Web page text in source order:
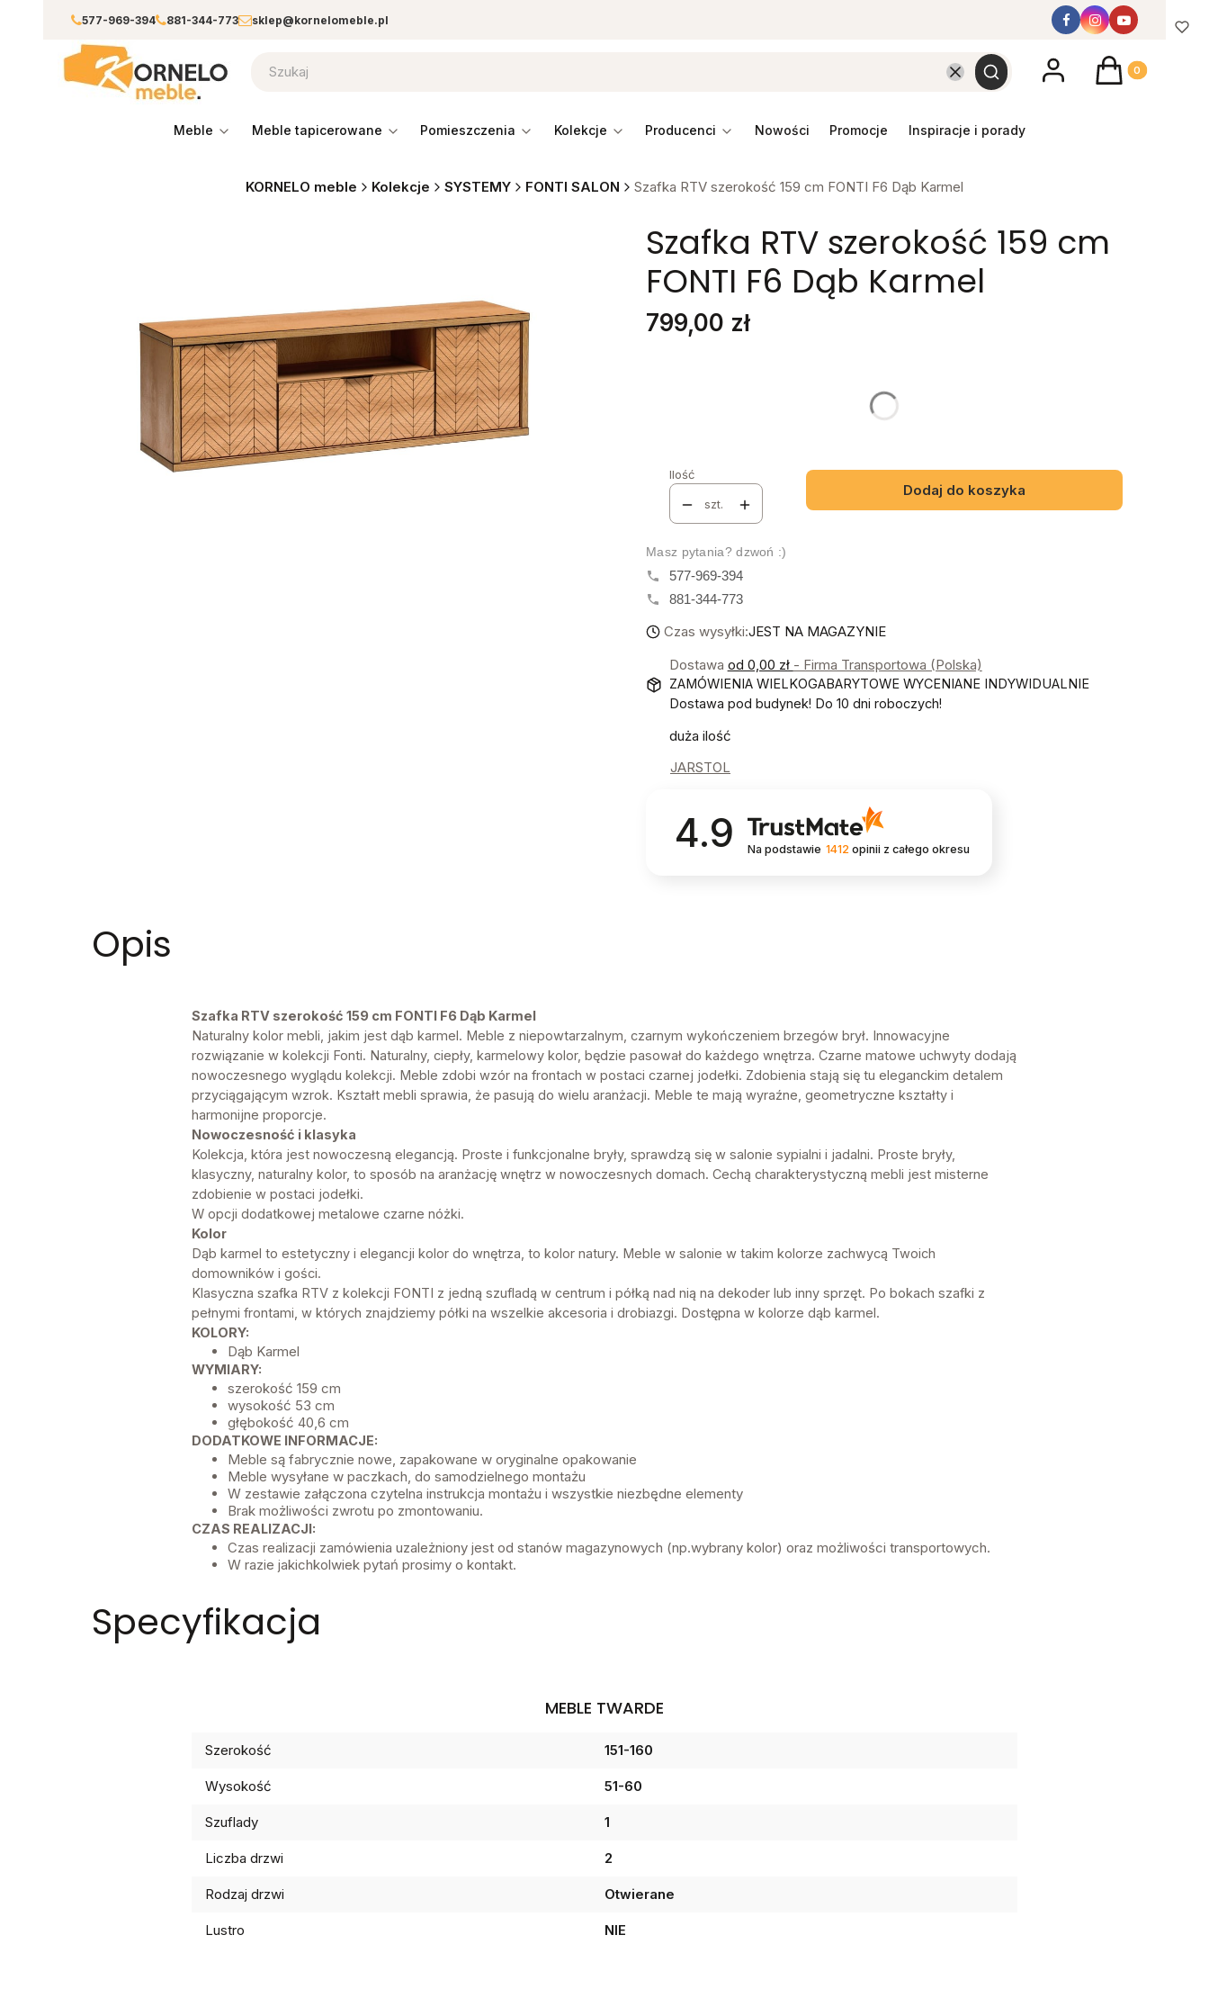
577-969-394 881-344-773 sklep@kornelomeble.pl
Wyczyść
Szukaj
Produkty w
meble meble tapicerowane pomieszczenia kolekcje producenci promocje inspiracje i porady
KORNELO meble Kolekcje SYSTEMY FONTI SALON Szafka RTV szerokość 159 cm FONTI F6 Dąb Karmel
Szafka RTV szerokość 159 cm
FONTI F6 Dąb Karmel
Cena
799,00 zł
Ilość
szt.
Dodaj do koszyka
Masz pytania? dzwoń :)
577-969-394
881-344-773
Czas wysyłki:JEST NA MAGAZYNIE
Dostawa od 0,00 zł - Firma Transportowa (Polska)
ZAMÓWIENIA WIELKOGABARYTOWE WYCENIANE INDYWIDUALNIE
Dostawa pod budynek! Do 10 dni roboczych!
duża ilość
JARSTOL
4.9 Na podstawie 1412 opinii z całego okresu
Opis
Szafka RTV szerokość 159 cm FONTI F6 Dąb Karmel
Naturalny kolor mebli, jakim jest dąb karmel. Meble z niepowtarzalnym, czarnym wykończeniem brzegów brył. Innowacyjne
rozwiązanie w kolekcji Fonti. Naturalny, ciepły, karmelowy kolor, będzie pasował do każdego wnętrza. Czarne matowe uchwyty dodają
nowoczesnego wyglądu kolekcji. Meble zdobi wzór na frontach w postaci czarnej jodełki. Zdobienia stają się tu eleganckim detalem
przyciągającym wzrok. Kształt mebli sprawia, że pasują do wielu aranżacji. Meble te mają wyraźne, geometryczne kształty i
harmonijne proporcje.
Nowoczesność i klasyka
Kolekcja, która jest nowoczesną elegancją. Proste i funkcjonalne bryły, sprawdzą się w salonie sypialni i jadalni. Proste bryły,
klasyczny, naturalny kolor, to sposób na aranżację wnętrz w nowoczesnych domach. Cechą charakterystyczną mebli jest misterne
zdobienie w postaci jodełki.
W opcji dodatkowej metalowe czarne nóżki.
Kolor
Dąb karmel to estetyczny i elegancji kolor do wnętrza, to kolor natury. Meble w salonie w takim kolorze zachwycą Twoich
domowników i gości.
Klasyczna szafka RTV z kolekcji FONTI z jedną szufladą w centrum i półką nad nią na dekoder lub inny sprzęt. Po bokach szafki z
pełnymi frontami, w których znajdziemy półki na wszelkie akcesoria i drobiazgi. Dostępna w kolorze dąb karmel.
KOLORY:
Dąb Karmel
WYMIARY:
szerokość 159 cm
wysokość 53 cm
głębokość 40,6 cm
DODATKOWE INFORMACJE:
Meble są fabrycznie nowe, zapakowane w oryginalne opakowanie
Meble wysyłane w paczkach, do samodzielnego montażu
W zestawie załączona czytelna instrukcja montażu i wszystkie niezbędne elementy
Brak możliwości zwrotu po zmontowaniu.
CZAS REALIZACJI:
Czas realizacji zamówienia uzależniony jest od stanów magazynowych (np.wybrany kolor) oraz możliwości transportowych.
W razie jakichkolwiek pytań prosimy o kontakt.
Specyfikacja
MEBLE TWARDE
Szerokość 151-160
Wysokość 51-60
Szuflady 1
Liczba drzwi 2
Rodzaj drzwi Otwierane
Lustro NIE